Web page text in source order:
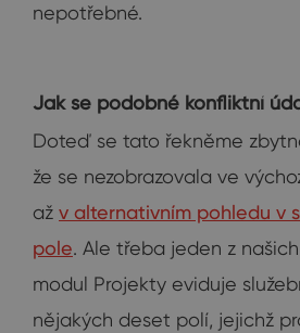
nepotřebné.
Jak se podobné konfliktní
Doteď se tato řekněme
že se nezobrazovala ve
až v alternativním pohledu v
pole. Ale třeba jeden z
modul Projekty eviduje
nějakých deset polí, jejichž